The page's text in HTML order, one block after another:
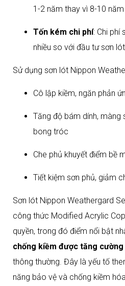
1-2 năm thay vì 8-10 năm
Tốn kém chi phí: Chi phí
nhiều so với đầu tư sơn
Sử dụng sơn lót Nippon
Cô lập kiềm, ngăn phản
Tăng độ bám dính, màng
bong tróc
Che phủ khuyết điểm bề
Tiết kiệm sơn phủ, giảm
Sơn lót Nippon Weathergard
công thức Modified Acrylic
quyền, trong đó điểm nổi bật
chống kiềm được tăng cường
thông thường. Đây là yếu tố
năng bảo vệ và chống kiềm